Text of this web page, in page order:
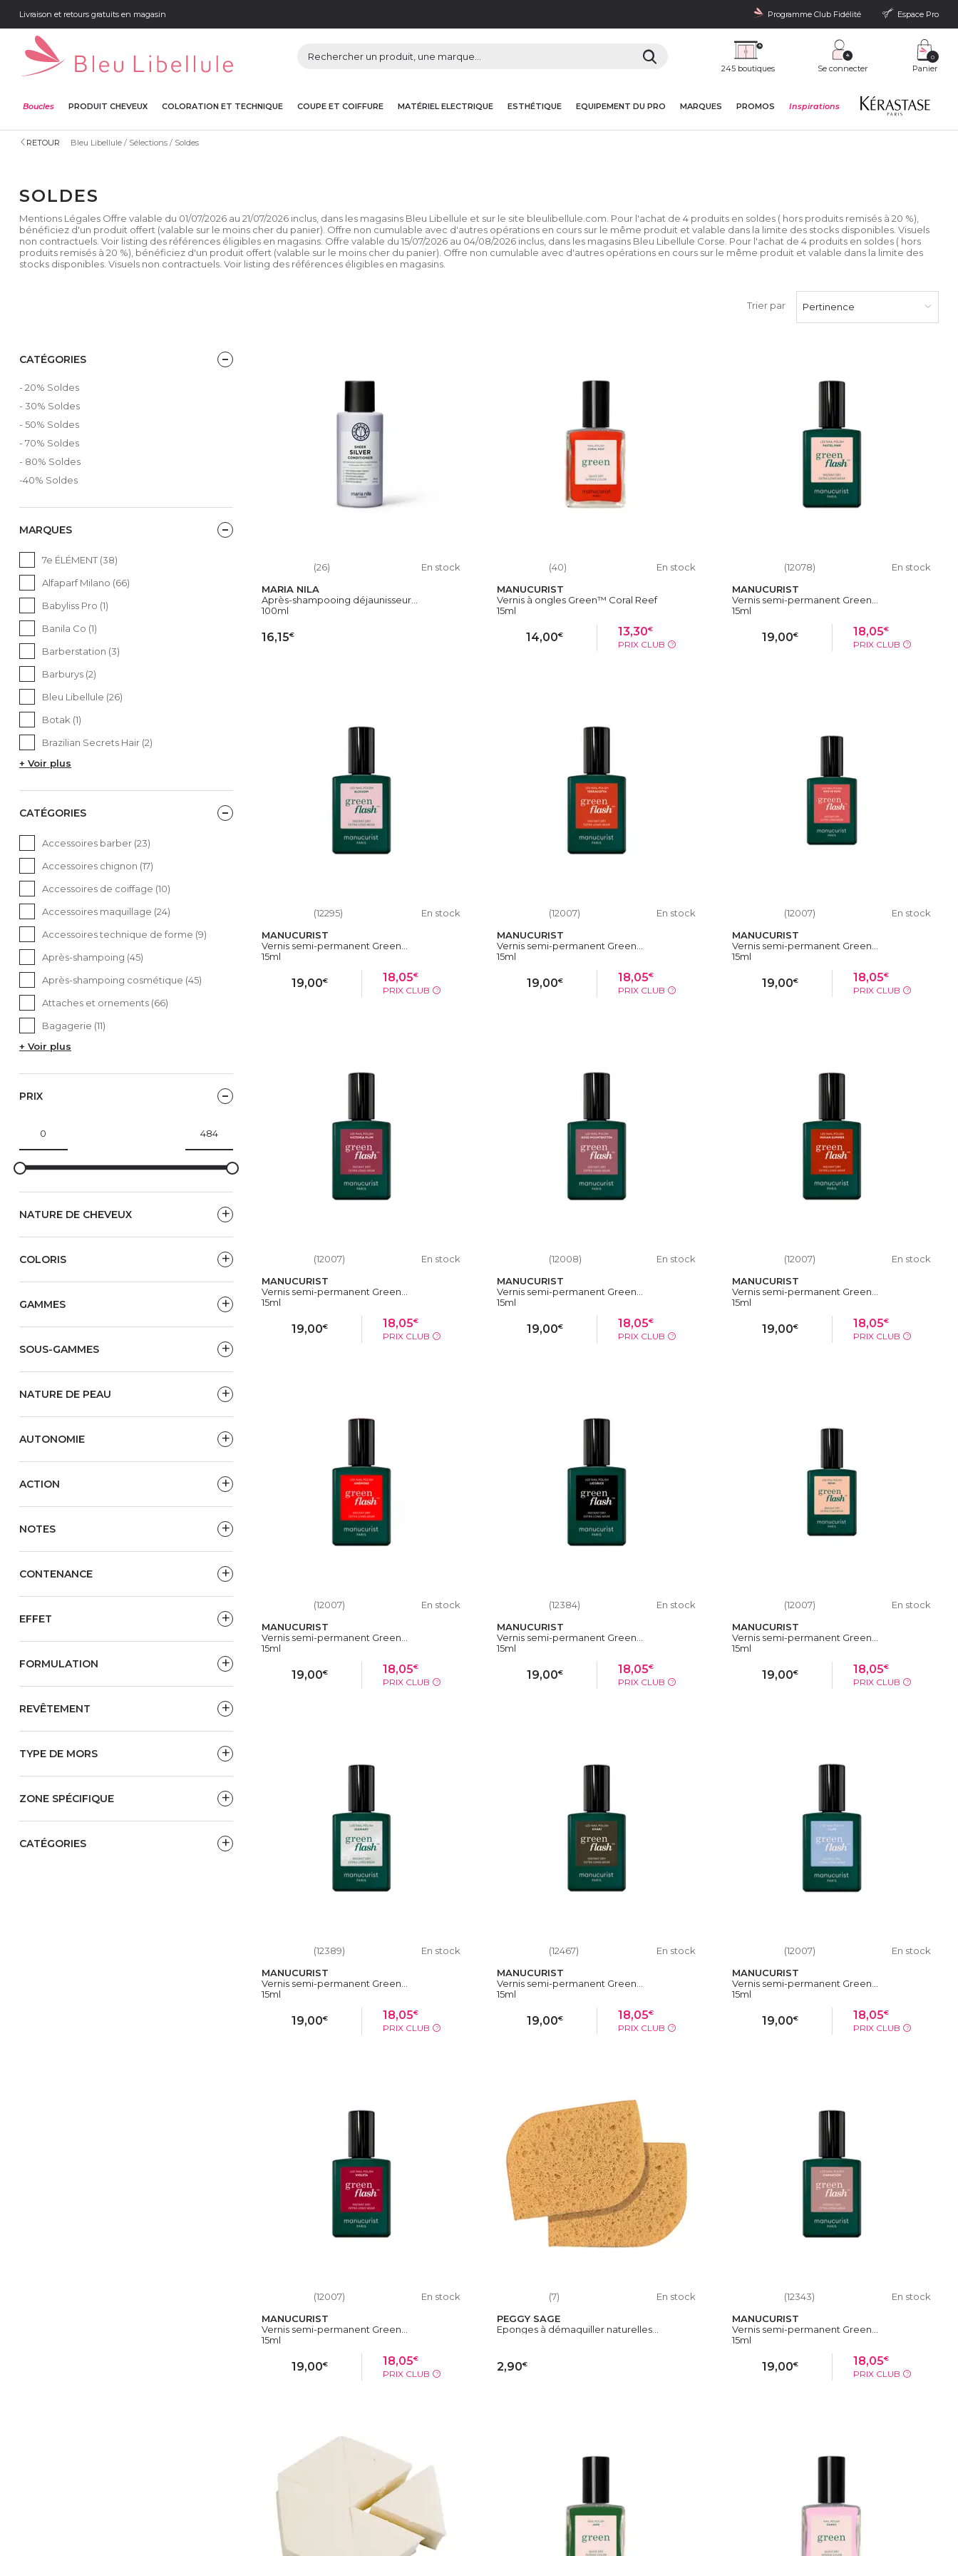
Livraison et retours gratuits en magasin Programme Club Fidélité Espace Pro
245 boutiques Se connecter Panier
0
Boucles PRODUIT CHEVEUX COLORATION ET TECHNIQUE COUPE ET COIFFURE MATÉRIEL ELECTRIQUE ESTHÉTIQUE EQUIPEMENT DU PRO MARQUES PROMOS Inspirations
RETOUR Bleu Libellule Sélections Soldes
SOLDES
Mentions Légales Offre valable du 01/07/2026 au 21/07/2026 inclus, dans les magasins Bleu Libellule et sur le site bleulibellule.com. Pour l'achat de 4 produits en soldes ( hors produits remisés à 20 %),
bénéficiez d'un produit offert (valable sur le moins cher du panier). Offre non cumulable avec d'autres opérations en cours sur le même produit et valable dans la limite des stocks disponibles. Visuels
non contractuels. Voir listing des références éligibles en magasins. Offre valable du 15/07/2026 au 04/08/2026 inclus, dans les magasins Bleu Libellule Corse. Pour l'achat de 4 produits en soldes ( hors
produits remisés à 20 %), bénéficiez d'un produit offert (valable sur le moins cher du panier). Offre non cumulable avec d'autres opérations en cours sur le même produit et valable dans la limite des
stocks disponibles. Visuels non contractuels. Voir listing des références éligibles en magasins.
Trier par Pertinence
(26)
En stock
MARIA NILA
Après-shampooing déjaunisseur...
100ml
16,15€
(40)
En stock
MANUCURIST
Vernis à ongles Green™ Coral Reef
15ml
14,00€ 13,30€
PRIX CLUB ?
(12078)
En stock
MANUCURIST
Vernis semi-permanent Green...
15ml
19,00€ 18,05€
PRIX CLUB ?
(12295)
En stock
MANUCURIST
Vernis semi-permanent Green...
15ml
19,00€ 18,05€
PRIX CLUB ?
(12007)
En stock
MANUCURIST
Vernis semi-permanent Green...
15ml
19,00€ 18,05€
PRIX CLUB ?
(12007)
En stock
MANUCURIST
Vernis semi-permanent Green...
15ml
19,00€ 18,05€
PRIX CLUB ?
(12007)
En stock
MANUCURIST
Vernis semi-permanent Green...
15ml
19,00€ 18,05€
PRIX CLUB ?
(12008)
En stock
MANUCURIST
Vernis semi-permanent Green...
15ml
19,00€ 18,05€
PRIX CLUB ?
(12007)
En stock
MANUCURIST
Vernis semi-permanent Green...
15ml
19,00€ 18,05€
PRIX CLUB ?
(12007)
En stock
MANUCURIST
Vernis semi-permanent Green...
15ml
19,00€ 18,05€
PRIX CLUB ?
(12384)
En stock
MANUCURIST
Vernis semi-permanent Green...
15ml
19,00€ 18,05€
PRIX CLUB ?
(12007)
En stock
MANUCURIST
Vernis semi-permanent Green...
15ml
19,00€ 18,05€
PRIX CLUB ?
(12389)
En stock
MANUCURIST
Vernis semi-permanent Green...
15ml
19,00€ 18,05€
PRIX CLUB ?
(12467)
En stock
MANUCURIST
Vernis semi-permanent Green...
15ml
19,00€ 18,05€
PRIX CLUB ?
(12007)
En stock
MANUCURIST
Vernis semi-permanent Green...
15ml
19,00€ 18,05€
PRIX CLUB ?
(12007)
En stock
MANUCURIST
Vernis semi-permanent Green...
15ml
19,00€ 18,05€
PRIX CLUB ?
(7)
En stock
PEGGY SAGE
Eponges à démaquiller naturelles...
2,90€
(12343)
En stock
MANUCURIST
Vernis semi-permanent Green...
15ml
19,00€ 18,05€
PRIX CLUB ?
CATÉGORIES
- 20% Soldes
- 30% Soldes
- 50% Soldes
- 70% Soldes
- 80% Soldes
-40% Soldes
MARQUES
7e ÉLÉMENT (38)
Alfaparf Milano (66)
Babyliss Pro (1)
Banila Co (1)
Barberstation (3)
Barburys (2)
Bleu Libellule (26)
Botak (1)
Brazilian Secrets Hair (2)
+ Voir plus
CATÉGORIES
Accessoires barber (23)
Accessoires chignon (17)
Accessoires de coiffage (10)
Accessoires maquillage (24)
Accessoires technique de forme (9)
Après-shampoing (45)
Après-shampoing cosmétique (45)
Attaches et ornements (66)
Bagagerie (11)
+ Voir plus
PRIX
NATURE DE CHEVEUX
COLORIS
GAMMES
SOUS-GAMMES
NATURE DE PEAU
AUTONOMIE
ACTION
NOTES
CONTENANCE
EFFET
FORMULATION
REVÊTEMENT
TYPE DE MORS
ZONE SPÉCIFIQUE
CATÉGORIES